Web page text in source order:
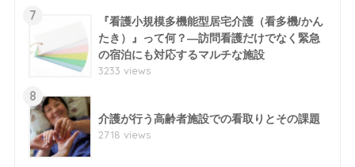
7
『看護小規模多機能型居宅介護（看多機/かん
たき）』って何？―訪問看護だけでなく緊急
の宿泊にも対応するマルチな施設
3233 views
8
介護が行う高齢者施設での看取りとその課題
2718 views